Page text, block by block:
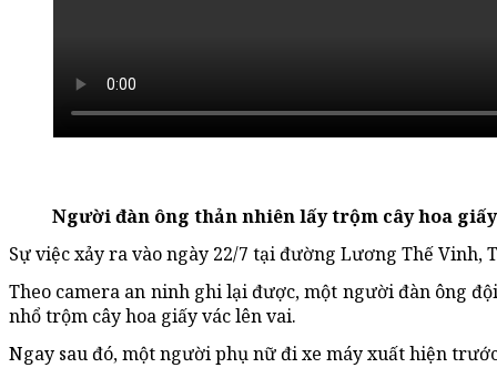
Người đàn ông thản nhiên lấy trộm cây hoa
Sự việc xảy ra vào ngày 22/7 tại đường Lương Thế
Theo camera an ninh ghi lại được, một người đàn ông
nhổ trộm cây hoa giấy vác lên vai.
Ngay sau đó, một người phụ nữ đi xe máy xuất hiện